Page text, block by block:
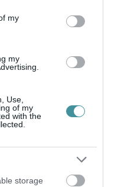
my
my
Use,
of my
with the
storage
07 Mindenki ügye